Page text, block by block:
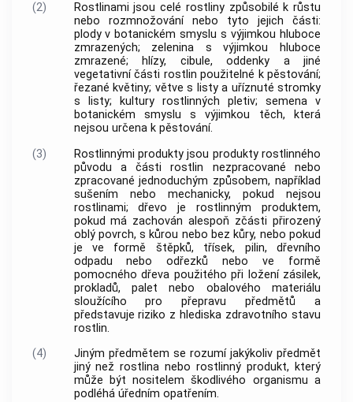
(2)
Rostlinami jsou celé rostlinyzpůsobilé k růstu
nebo rozmnožování nebo tyto jejich části:
plody v botanickém smyslu s výjimkou hluboce
zmrazených; zelenina s výjimkou hluboce
zmrazené; hlízy, cibule, oddenky a jiné
vegetativní části rostlin použitelné k pěstování;
řezané květiny; větve s listy a uříznuté stromky
s listy; kultury rostlinných pletiv; semena v
botanickém smyslu s výjimkou těch, která
nejsou určena k pěstování.
(3)
Rostlinnými produktyjsou produkty rostlinného
původu a částirostlin nezpracované nebo
zpracované jednoduchým způsobem, například
sušením nebo mechanicky, pokud nejsou
rostlinami; dřevo jerostlinným produktem,
pokud má zachován alespoň zčásti přirozený
oblý povrch, s kůrou nebo bez kůry, nebo pokud
je ve formě štěpků, třísek, pilin, dřevního
odpadu nebo odřezků nebo ve formě
pomocného dřeva použitého při ložení zásilek,
prokladů, palet nebo obalového materiálu
sloužícího pro přepravu předmětů a
představuje riziko z hlediska zdravotního stavu
rostlin.
(4)
Jiným předmětem se rozumí jakýkoliv předmět
jiný nežrostlina neborostlinný produkt, který
může být nositelemškodlivého organismu a
podléhá úředním opatřením.